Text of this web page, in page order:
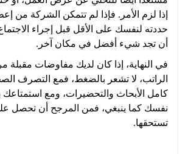
إذا لزم الأمر. فإذا لم تتمكن الشركة من
حددته لنفسك على الأقل قبل إجراء
أن تجد شيء أفضل في مكان آخر.
في النهاية، إذا كان لديك مفاوضات مقبلة
الراتب، لا تشعر بالضغط، فمع التصرف
كامل الأبحاث والتحضيرات، ومع استمتاعك
نفسك كما ينبغي، فمن المرجح أن تحصل على
تستحقها.